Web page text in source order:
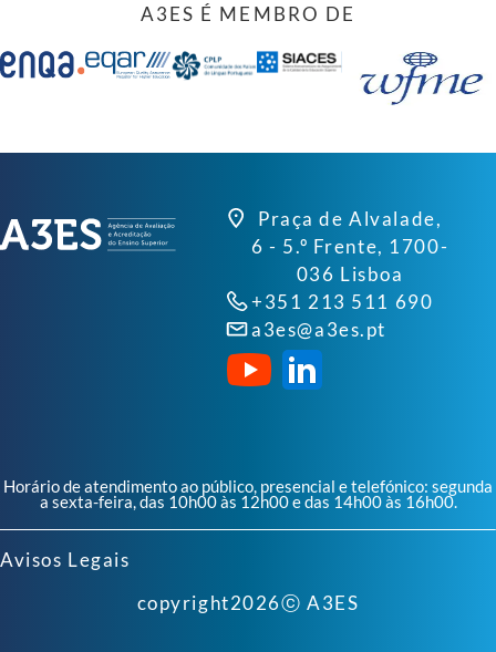
A3ES É MEMBRO DE
Praça de Alvalade,
6 - 5.º Frente, 1700-
036 Lisboa
+351 213 511 690
a3es@a3es.pt
Horário de atendimento ao público, presencial e telefónico: segunda
a sexta-feira, das 10h00 às 12h00 e das 14h00 às 16h00.
Avisos Legais
copyright2026ⓒ A3ES